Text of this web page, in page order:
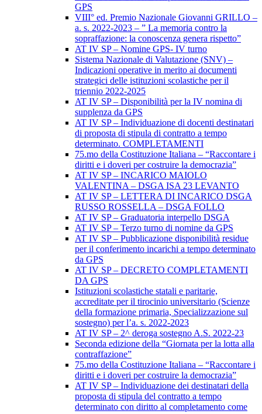
GPS
VIII° ed. Premio Nazionale Giovanni GRILLO –
a. s. 2022-2023 – ” La memoria contro la
sopraffazione: la conoscenza genera rispetto”
AT IV SP – Nomine GPS- IV turno
Sistema Nazionale di Valutazione (SNV) –
Indicazioni operative in merito ai documenti
strategici delle istituzioni scolastiche per il
triennio 2022-2025
AT IV SP – Disponibilità per la IV nomina di
supplenza da GPS
AT IV SP – Individuazione di docenti destinatari
di proposta di stipula di contratto a tempo
determinato. COMPLETAMENTI
75.mo della Costituzione Italiana – “Raccontare i
diritti e i doveri per costruire la democrazia”
AT IV SP – INCARICO MAIOLO
VALENTINA – DSGA ISA 23 LEVANTO
AT IV SP – LETTERA DI INCARICO DSGA
RUSSO ROSSELLA – DSGA FOLLO
AT IV SP – Graduatoria interpello DSGA
AT IV SP – Terzo turno di nomine da GPS
AT IV SP – Pubblicazione disponibilità residue
per il conferimento incarichi a tempo determinato
da GPS
AT IV SP – DECRETO COMPLETAMENTI
DA GPS
Istituzioni scolastiche statali e paritarie,
accreditate per il tirocinio universitario (Scienze
della formazione primaria, Specializzazione sul
sostegno) per l’a. s. 2022-2023
AT IV SP – 2^ deroga sostegno A.S. 2022-23
Seconda edizione della “Giornata per la lotta alla
contraffazione”
75.mo della Costituzione Italiana – “Raccontare i
diritti e i doveri per costruire la democrazia”
AT IV SP – Individuazione dei destinatari della
proposta di stipula del contratto a tempo
determinato con diritto al completamento come